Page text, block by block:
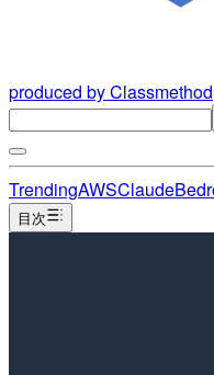
produced by Classmethod
TrendingAWSClaude
目次